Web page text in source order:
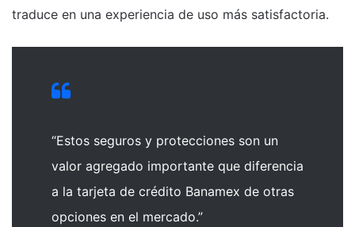
traduce en una experiencia de uso más satisfactoria.
“Estos seguros y protecciones son un
valor agregado importante que diferencia
a la tarjeta de crédito Banamex de otras
opciones en el mercado.”